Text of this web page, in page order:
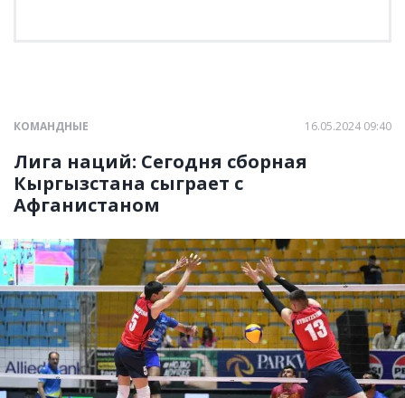
КОМАНДНЫЕ 16.05.2024 09:40
Лига наций: Сегодня сборная
Кыргызстана сыграет с
Афганистаном